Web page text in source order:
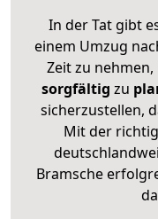
In der Tat gibt
einem Umzug
Zeit zu
sorgfältig zu
sicherzustellen,
Mit der
Bramsche